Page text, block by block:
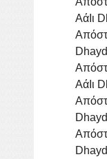
ΑάΙι
Dhayd
ΑάΙι
Dhayd
Dhayd